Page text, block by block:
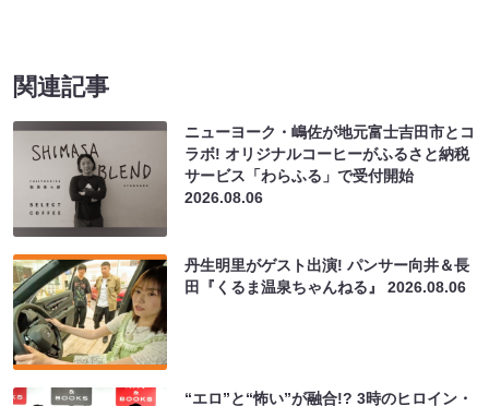
関連記事
ニューヨーク・嶋佐が地元富士吉田市とコ
ラボ! オリジナルコーヒーがふるさと納税
サービス「わらふる」で受付開始
2026.08.06
丹生明里がゲスト出演! パンサー向井＆長
田『くるま温泉ちゃんねる』2026.08.06
“エロ”と“怖い”が融合!? 3時のヒロイン・